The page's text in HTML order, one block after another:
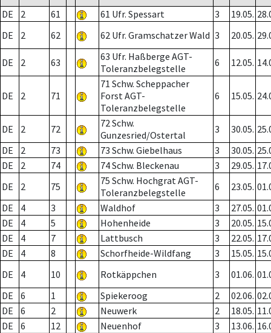
DE 2 61 61 Ufr. Spessart 3 19.05.
DE
2 62 62 Ufr. Gramschatzer Wald 3 20.05.
DE 2 63
63 Ufr. Haßberge AGT-
Toleranzbelegstelle
6 12.05.
DE 2 71
71 Schw. Scheppacher
Forst AGT-
Toleranzbelegstelle
6 15.05.
DE 2 72
72 Schw.
Gunzesried/Ostertal
3 30.05.
DE
2 73 73 Schw. Giebelhaus 3 30.05.
DE
2 74 74 Schw. Bleckenau 3 29.05.
DE
2 75
75 Schw. Hochgrat AGT-
Toleranzbelegstelle
6 23.05.
DE
4 3 Waldhof 3 27.05.
DE
4 5 Hohenheide 3 20.05.
DE
4 7 Lattbusch 3 22.05.
DE
4 8 Schorfheide-Wildfang 3 15.05.
DE
4 10 Rotkäppchen 3 01.06.
DE
6 1 Spiekeroog 2 02.06.
DE
6 2 Neuwerk 2 18.05.
DE
6 12 Neuenhof 3 13.06.